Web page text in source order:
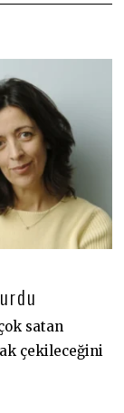
satan
çekileceğini